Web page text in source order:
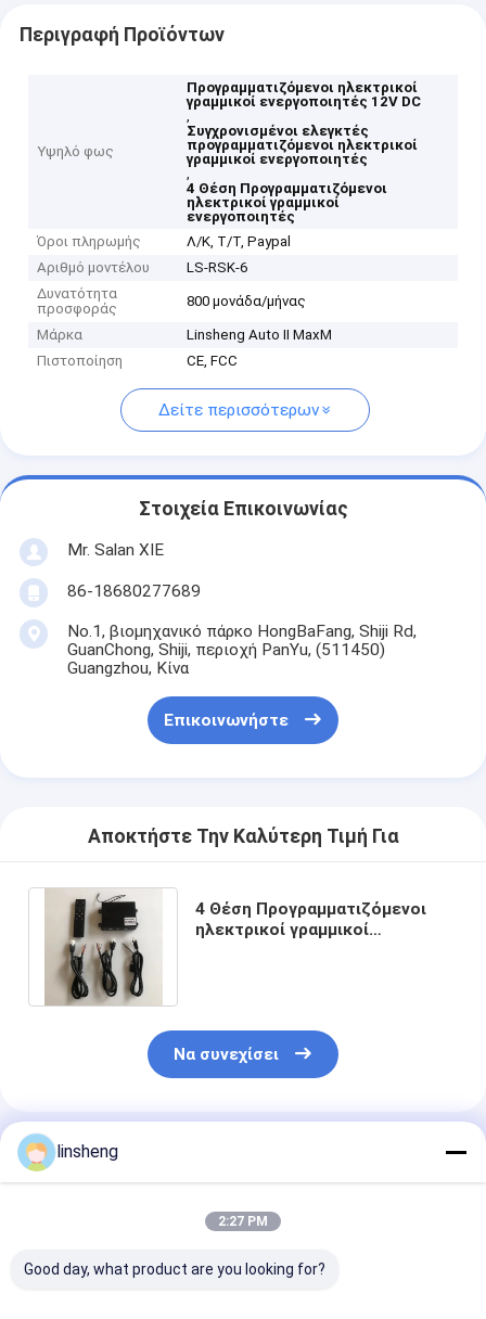
Περιγραφή Προϊόντων
Υψηλό φως
Προγραμματιζόμενοι ηλεκτρικοί
γραμμικοί ενεργοποιητές 12V DC
,
Συγχρονισμένοι ελεγκτές
προγραμματιζόμενοι ηλεκτρικοί
γραμμικοί ενεργοποιητές
,
4 Θέση Προγραμματιζόμενοι
ηλεκτρικοί γραμμικοί
ενεργοποιητές
Όροι πληρωμής
Λ/Κ, Τ/Τ, Paypal
Αριθμό μοντέλου
LS-RSK-6
Δυνατότητα
προσφοράς
800 μονάδα/μήνας
Μάρκα
Linsheng Auto II MaxM
Πιστοποίηση
CE, FCC
Δείτε περισσότερων
Στοιχεία Επικοινωνίας
Mr. Salan XIE
86-18680277689
No.1, βιομηχανικό πάρκο HongBaFang, Shiji Rd,
GuanChong, Shiji, περιοχή PanYu, (511450)
Guangzhou, Κίνα
Επικοινωνήστε
Αποκτήστε Την Καλύτερη Τιμή Για
4 Θέση Προγραμματιζόμενοι
ηλεκτρικοί γραμμικοί
Να συνεχίσει
Συνιστώμενα Προϊόντα
linsheng
2:27 PM
Good day, what product are you looking for?